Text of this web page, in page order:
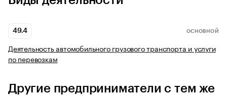
49.4 ОСНОВНОЙ
Деятельность автомобильного грузового транспорта и услуги
по перевозкам
Другие предприниматели с тем же